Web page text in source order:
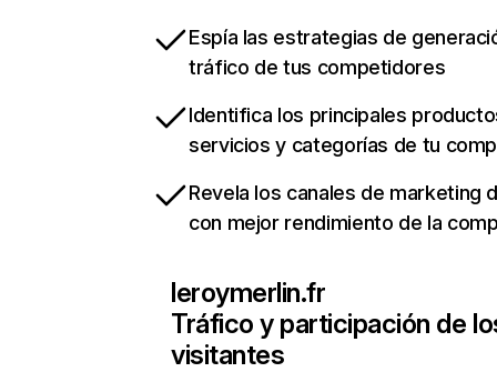
Espía las estrategias de
tráfico de tus competidores
Identifica los principales
servicios y categorías de tu
Revela los canales de marketing
con mejor rendimiento de la
leroymerlin.fr
Tráfico y participación de
visitantes